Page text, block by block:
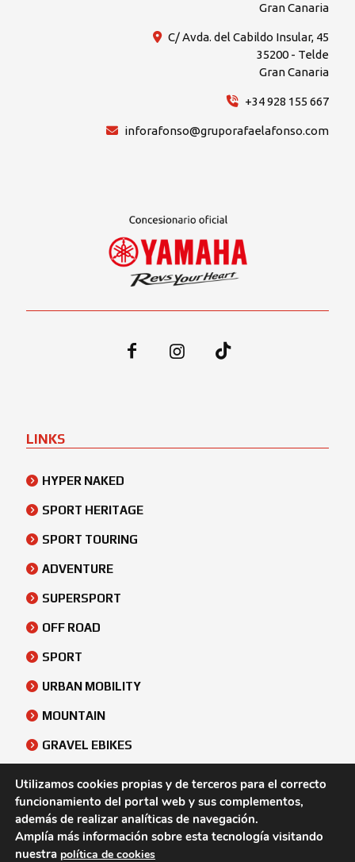
Gran Canaria
C/ Avda. del Cabildo Insular, 45
35200 - Telde
Gran Canaria
+34 928 155 667
inforafonso@gruporafaelafonso.com
LINKS
HYPER NAKED
SPORT HERITAGE
SPORT TOURING
ADVENTURE
SUPERSPORT
OFF ROAD
SPORT
URBAN MOBILITY
MOUNTAIN
GRAVEL EBIKES
ATV & SIDE BY SIDE
© Rafonso Canarias |Aviso Legal
Utilizamos cookies propias y de terceros para el correcto
funcionamiento del portal web y sus complementos,
además de realizar analíticas de navegación.
Amplía más información sobre esta tecnología visitando
nuestra política de cookies